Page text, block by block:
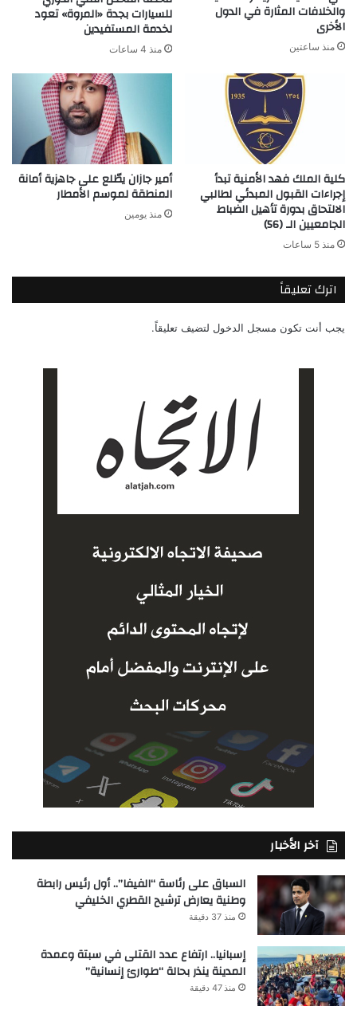
والخلافات المثارة في الدول
الأخرى
منذ ساعتين
للسيارات بجدة «المروة» تعود
لخدمة المستفيدين
منذ 4 ساعات
كلية الملك فهد الأمنية تبدأ
إجراءات القبول المبدئي لطالبي
الالتحاق بدورة تأهيل الضباط
الجامعيين الـ (56)
منذ 5 ساعات
أمير جازان يطّلع على جاهزية أمانة
المنطقة لموسم الأمطار
منذ يومين
اترك تعليقاً
يجب أنت تكون مسجل الدخول لتضيف تعليقاً.
آخر الأخبار
السباق على رئاسة “الفيفا”.. أول رئيس رابطة
وطنية يعارض ترشيح القطري الخليفي
منذ 37 دقيقة
إسبانيا.. ارتفاع عدد القتلى في سبتة وعمدة
المدينة ينذر بحالة “طوارئ إنسانية”
منذ 47 دقيقة